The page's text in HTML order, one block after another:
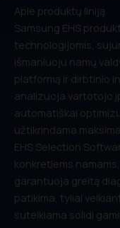
Jūsų vardas*
El. pašto adresas *
Telefono numeris*
Pridėti nuotraukų ar
Apie produktų liniją
Samsung EHS
technologijomis,
išmaniuoju namų
platformą ir dirbtinio
analizuoja vartotojo
automatiškai
užtikrindama
EHS Selection
konkretiems
garantuoja greitą
patikima, tyliai
suteikiama solidi